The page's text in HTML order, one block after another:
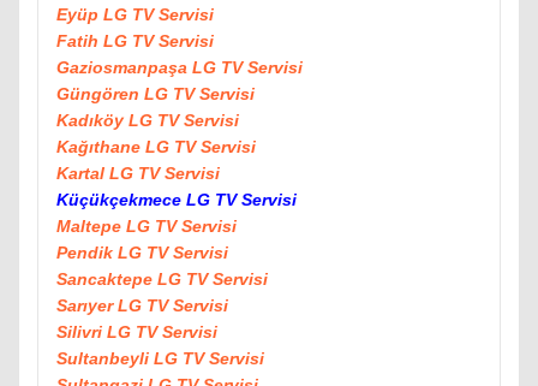
Eyüp LG TV Servisi
Fatih LG TV Servisi
Gaziosmanpaşa LG TV Servisi
Güngören LG TV Servisi
Kadıköy LG TV Servisi
Kağıthane LG TV Servisi
Kartal LG TV Servisi
Küçükçekmece LG TV Servisi
Maltepe LG TV Servisi
Pendik LG TV Servisi
Sancaktepe LG TV Servisi
Sarıyer LG TV Servisi
Silivri LG TV Servisi
Sultanbeyli LG TV Servisi